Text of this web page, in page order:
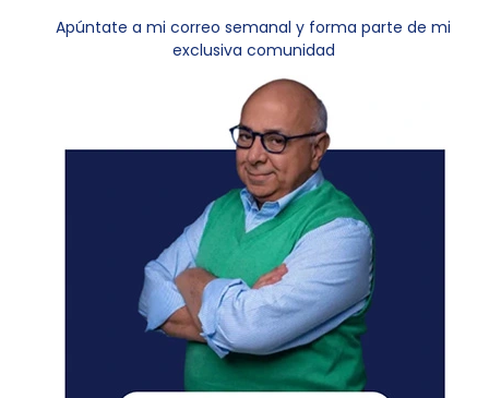
Apúntate a mi correo semanal y forma parte de mi
exclusiva comunidad